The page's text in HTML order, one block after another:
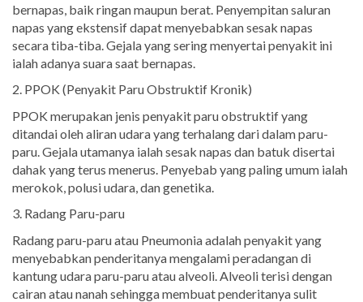
bernapas, baik ringan maupun berat. Penyempitan saluran
napas yang ekstensif dapat menyebabkan sesak napas
secara tiba-tiba. Gejala yang sering menyertai penyakit ini
ialah adanya suara saat bernapas.
2. PPOK (Penyakit Paru Obstruktif Kronik)
PPOK merupakan jenis penyakit paru obstruktif yang
ditandai oleh aliran udara yang terhalang dari dalam paru-
paru. Gejala utamanya ialah sesak napas dan batuk disertai
dahak yang terus menerus. Penyebab yang paling umum ialah
merokok, polusi udara, dan genetika.
3. Radang Paru-paru
Radang paru-paru atau Pneumonia adalah penyakit yang
menyebabkan penderitanya mengalami peradangan di
kantung udara paru-paru atau alveoli. Alveoli terisi dengan
cairan atau nanah sehingga membuat penderitanya sulit